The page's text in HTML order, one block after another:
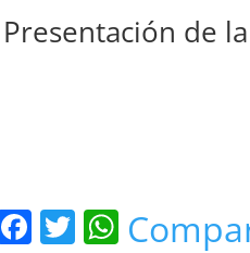
Presentación de
F T W